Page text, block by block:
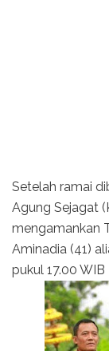
Setelah ramai
Agung Sejagat
mengamankan
Aminadia (41)
pukul 17.00 WIB